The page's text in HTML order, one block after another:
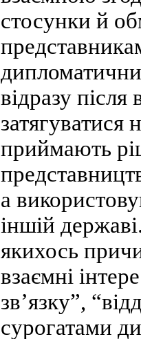
стосунки й
відразу
затягуватися
приймають
а
іншій
якихось
взаємні
зв’язку”,
сурогатами